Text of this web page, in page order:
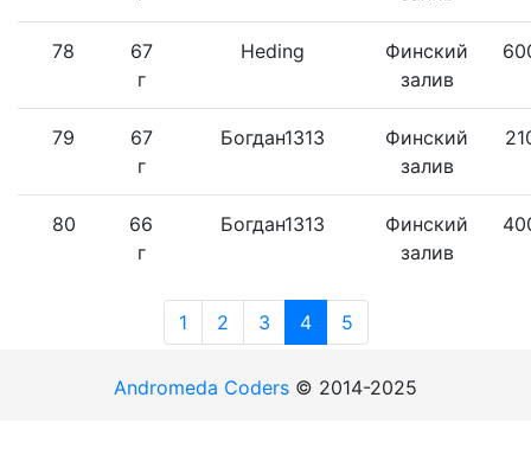
78
67
г
Heding
Финский
залив
79
67
г
Богдан1313
Финский
залив
80
66
г
Богдан1313
Финский
залив
1 2 3 4 5
Andromeda Coders © 2014-2025